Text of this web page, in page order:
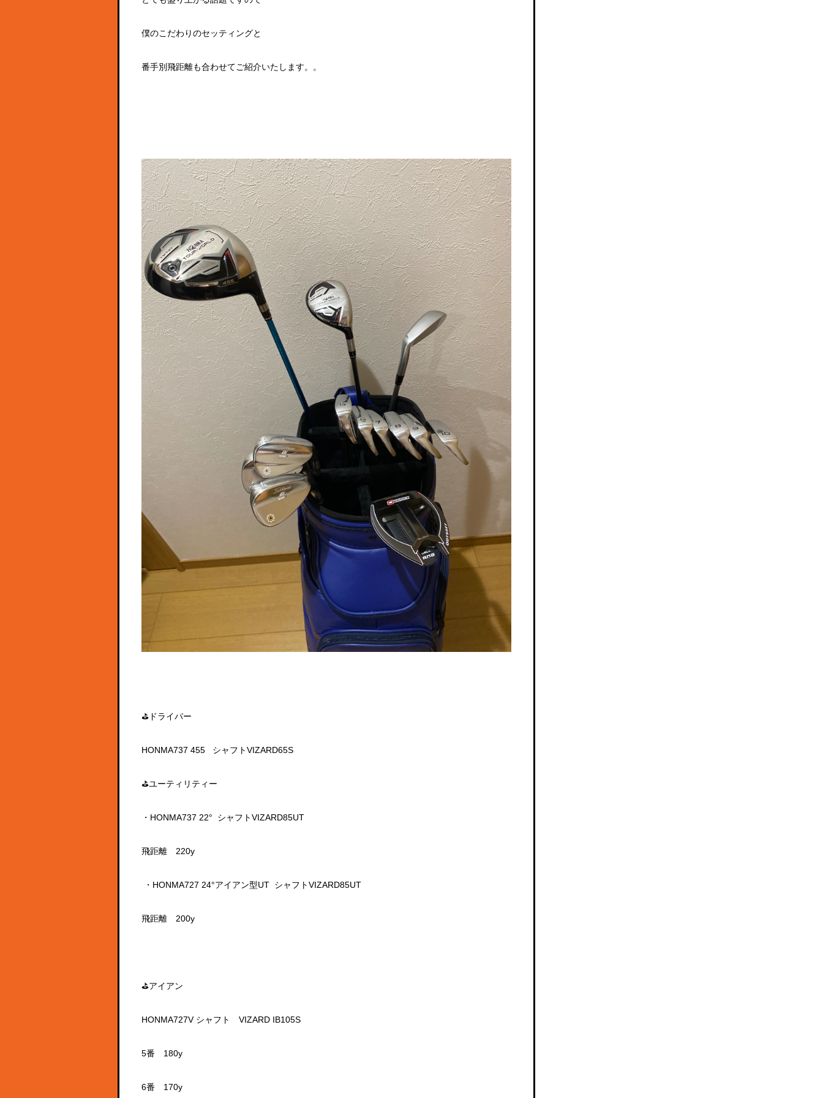
僕のこだわりのセッティングと
番手別飛距離も合わせてご紹介いたします。。
⛳ドライバー
HONMA737 455 シャフトVIZARD65S
⛳ユーティリティー
・HONMA737 22° シャフトVIZARD85UT
飛距離 220y
・HONMA727 24°アイアン型UT シャフトVIZARD85UT
飛距離 200y
⛳アイアン
HONMA727V シャフト VIZARD IB105S
5番 180y
6番 170y